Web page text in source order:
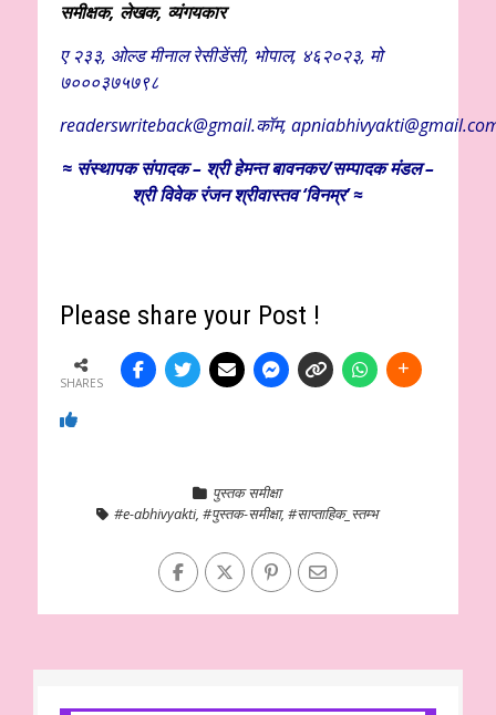
समीक्षक, लेखक, व्यंगयकार
ए २३३, ओल्ड मीनाल रेसीडेंसी, भोपाल, ४६२०२३, मो
७०००३७५७९८
readerswriteback@gmail.कॉम,
≈ संस्थापकसंपादक – श्री हेमन्त बावनकर/सम्पादक मंडल –
श्री विवेक रंजन श्रीवास्तव ‘विनम्र’ ≈
Please share your Post !
SHARES
पुस्तक समीक्षा
#e-abhivyakti, #पुस्तक-समीक्षा, #साप्ताहिक_स्तम्भ